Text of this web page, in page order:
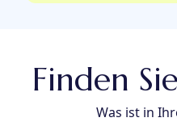
Finden
Was ist in